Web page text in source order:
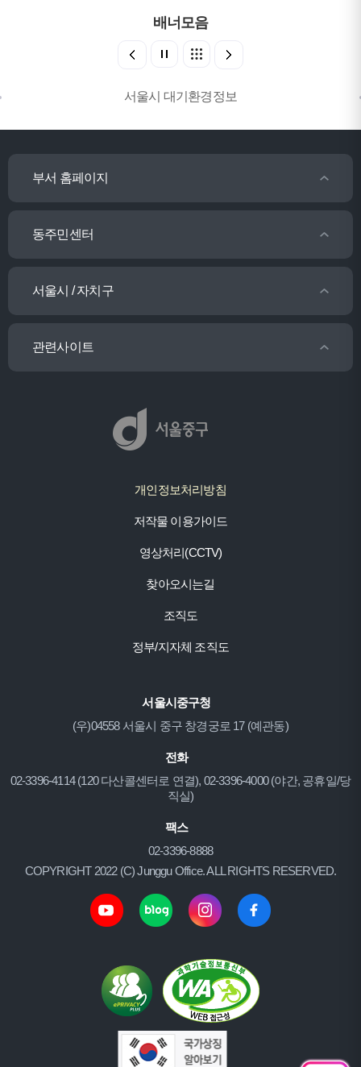
배너모음
서울시 대기환경정보
부서 홈페이지
동주민센터
서울시 / 자치구
관련사이트
개인정보처리방침
저작물 이용가이드
영상처리(CCTV)
찾아오시는길
조직도
정부/지자체 조직도
서울시중구청
(우)04558 서울시 중구 창경궁로 17 (예관동)
전화
02-3396-4114 (120 다산콜센터로 연결), 02-3396-4000 (야간, 공휴일/당
직실)
팩스
02-3396-8888
COPYRIGHT 2022 (C) Junggu Office. ALL RIGHTS RESERVED.